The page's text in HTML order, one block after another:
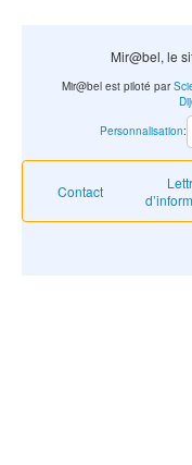
Mir@bel, le
Contact
Mir@bel est piloté par
Personnalisation: